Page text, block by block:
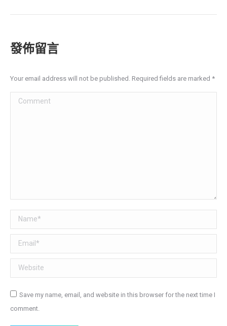
發佈留言
Your email address will not be published. Required fields are marked *
Comment
Name *
Email *
Website
Save my name, email, and website in this browser for the next time I
comment.